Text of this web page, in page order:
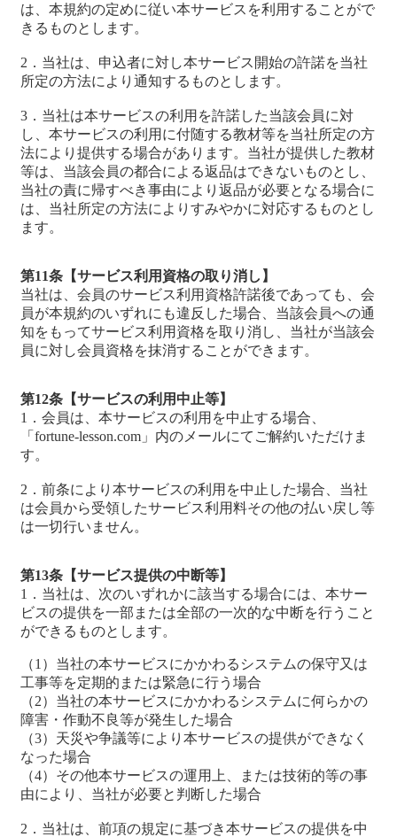
は、本規約の定めに従い本サービスを利用することがで
きるものとします。
2．当社は、申込者に対し本サービス開始の許諾を当社
所定の方法により通知するものとします。
3．当社は本サービスの利用を許諾した当該会員に対
し、本サービスの利用に付随する教材等を当社所定の方
法により提供する場合があります。当社が提供した教材
等は、当該会員の都合による返品はできないものとし、
当社の責に帰すべき事由により返品が必要となる場合に
は、当社所定の方法によりすみやかに対応するものとし
ます。
第11条【サービス利用資格の取り消し】
当社は、会員のサービス利用資格許諾後であっても、会
員が本規約のいずれにも違反した場合、当該会員への通
知をもってサービス利用資格を取り消し、当社が当該会
員に対し会員資格を抹消することができます。
第12条【サービスの利用中止等】
1．会員は、本サービスの利用を中止する場合、
「fortune-lesson.com」内のメールにてご解約いただけま
す。
2．前条により本サービスの利用を中止した場合、当社
は会員から受領したサービス利用料その他の払い戻し等
は一切行いません。
第13条【サービス提供の中断等】
1．当社は、次のいずれかに該当する場合には、本サー
ビスの提供を一部または全部の一次的な中断を行うこと
ができるものとします。
（1）当社の本サービスにかかわるシステムの保守又は
工事等を定期的または緊急に行う場合
（2）当社の本サービスにかかわるシステムに何らかの
障害・作動不良等が発生した場合
（3）天災や争議等により本サービスの提供ができなく
なった場合
（4）その他本サービスの運用上、または技術的等の事
由により、当社が必要と判断した場合
2．当社は、前項の規定に基づき本サービスの提供を中